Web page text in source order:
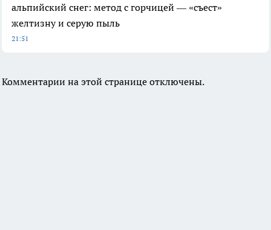
альпийский снег: метод с горчицей — «съест»
желтизну и серую пыль
21:51
Комментарии на этой странице отключены.